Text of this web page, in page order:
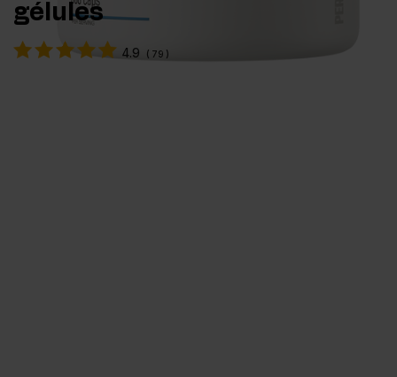
gélules
4.9 ( 79 )